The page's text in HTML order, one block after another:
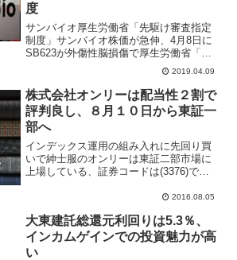
度
サンバイオ厚生労働省「先駆け審査指定
制度」サンバイオ株価が急伸、4月8日に
SB623が外傷性脳損傷で厚生労働省「先
駆け審査指定制度」の対象品目に指定さ
れたことが買い手掛かり材料。投資家は
バイオベンチャーの材料性と株価の値動
きに関心が高い。三...
2019.04.09
株式会社オンリーは配当性２割で
評判良し、８月１０日から東証一
部へ
インデックス運用の組み入れに先回り買
いで紳士服のオンリーは東証二部市場に
上場している、証券コードは(3376)で８
で株価上昇。前日比２０円高の９４３円
は「社名を騙った迷...
2016.08.05
大東建託総還元利回りは5.3％、
インカムゲインでの投資魅力が高
い